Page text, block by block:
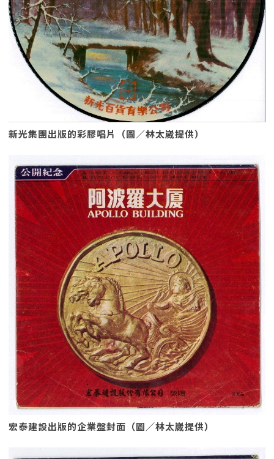
新光集團出版的彩膠唱片（圖／林太崴提供）
宏泰建設出版的企業盤封面（圖／林太崴提供）